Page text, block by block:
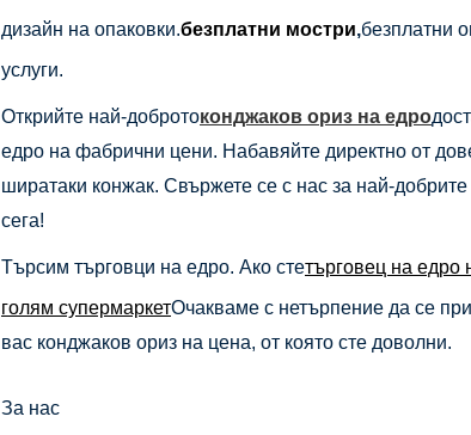
дизайн на опаковки.безплатни мостри,безплатни
услуги.
Открийте най-добротоконджаков ориз на едро
едро на фабрични цени. Набавяйте директно от
ширатаки конжак. Свържете се с нас за най-
сега!
Търсим търговци на едро. Ако стетърговец на едро
голям супермаркетОчакваме с нетърпение да се
вас конджаков ориз на цена, от която сте доволни.
За нас